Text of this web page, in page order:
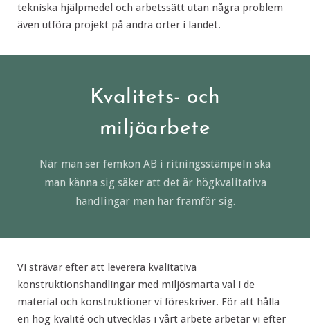
tekniska hjälpmedel och arbetssätt utan några problem
även utföra projekt på andra orter i landet.
Kvalitets- och
miljöarbete
När man ser femkon AB i ritningsstämpeln ska
man känna sig säker att det är högkvalitativa
handlingar man har framför sig.
Vi strävar efter att leverera kvalitativa
konstruktionshandlingar med miljösmarta val i de
material och konstruktioner vi föreskriver. För att hålla
en hög kvalité och utvecklas i vårt arbete arbetar vi efter